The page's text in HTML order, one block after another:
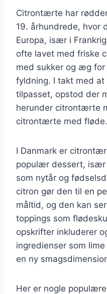
Citrontærte har
19. århundrede, hvor
Europa, især i
ofte lavet med friske
med sukker og æg
fyldning. I takt med
tilpasset, opstod der
herunder citrontærte
citrontærte med fløde.
I Danmark er
populær dessert, især
som nytår og
citron gør den til en
måltid, og den kan
toppings som
opskrifter inkluderer
ingredienser som
en ny
Her er nogle